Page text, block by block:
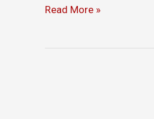
Read More »